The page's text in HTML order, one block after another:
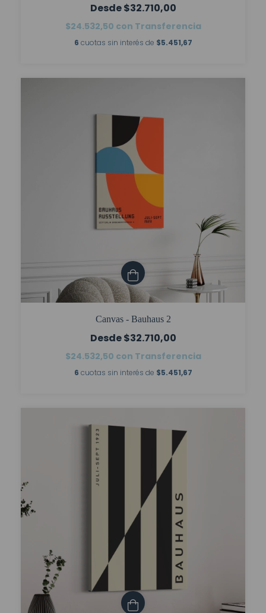
$32.710,00
$24.532,50 con Transferencia
6 cuotas sin interés de $5.451,67
Canvas - Bauhaus 2
$32.710,00
$24.532,50 con Transferencia
6 cuotas sin interés de $5.451,67